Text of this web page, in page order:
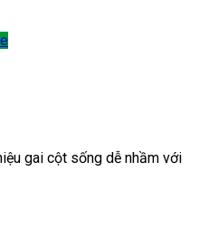
gai cột sống dễ nhầm với